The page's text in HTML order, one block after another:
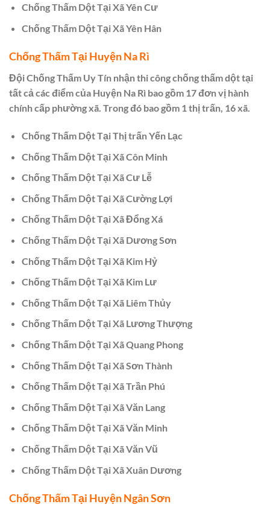
Chống Thấm Dột Tại Xã Yên Cư
Chống Thấm Dột Tại Xã Yên Hân
Chống Thấm Tại Huyện Na Rì
Đội Chống Thấm Uy Tín nhận thi công chống thấm dột tại
tất cả các điểm của Huyện Na Rì bao gồm 17 đơn vị hành
chính cấp phường xã. Trong đó bao gồm 1 thị trấn, 16 xã.
Chống Thấm Dột Tại Thị trấn Yến Lạc
Chống Thấm Dột Tại Xã Côn Minh
Chống Thấm Dột Tại Xã Cư Lễ
Chống Thấm Dột Tại Xã Cường Lợi
Chống Thấm Dột Tại Xã Đổng Xá
Chống Thấm Dột Tại Xã Dương Sơn
Chống Thấm Dột Tại Xã Kim Hỷ
Chống Thấm Dột Tại Xã Kim Lư
Chống Thấm Dột Tại Xã Liêm Thủy
Chống Thấm Dột Tại Xã Lương Thượng
Chống Thấm Dột Tại Xã Quang Phong
Chống Thấm Dột Tại Xã Sơn Thành
Chống Thấm Dột Tại Xã Trần Phú
Chống Thấm Dột Tại Xã Văn Lang
Chống Thấm Dột Tại Xã Văn Minh
Chống Thấm Dột Tại Xã Văn Vũ
Chống Thấm Dột Tại Xã Xuân Dương
Chống Thấm Tại Huyện Ngân Sơn